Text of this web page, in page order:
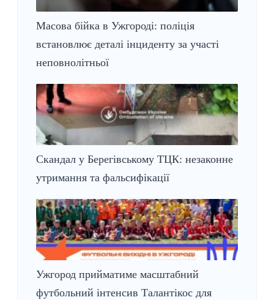
Масова бійка в Ужгороді: поліція
встановлює деталі інциденту за участі
неповнолітньої
Скандал у Берегівському ТЦК: незаконне
утримання та фальсифікації
Ужгород прийматиме масштабний
футбольний інтенсив Талантікос для